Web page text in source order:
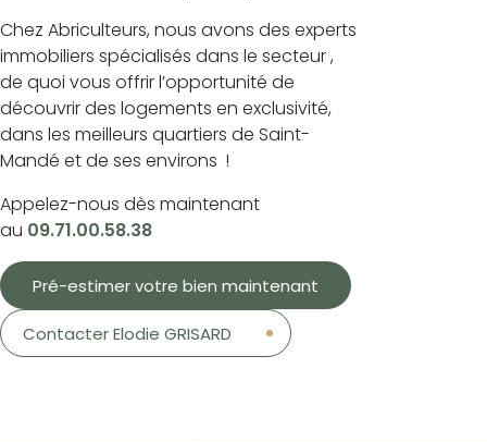
Chez Abriculteurs, nous avons des experts
immobiliers spécialisés dans le secteur ,
de quoi vous offrir l’opportunité de
découvrir des logements en exclusivité,
dans les meilleurs quartiers de Saint-
Mandé et de ses environs !
Appelez-nous dès maintenant
au 09.71.00.58.38
Pré-estimer votre bien maintenant
Contacter Elodie GRISARD